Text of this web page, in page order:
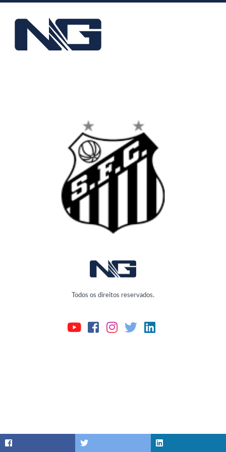
Todos os direitos reservados.